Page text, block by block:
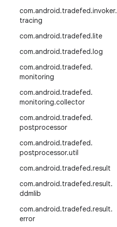
com.android.tradefed.invoker.
tracing
com.android.tradefed.lite
com.android.tradefed.log
com.android.tradefed.
monitoring
com.android.tradefed.
monitoring.collector
com.android.tradefed.
postprocessor
com.android.tradefed.
postprocessor.util
com.android.tradefed.result
com.android.tradefed.result.
ddmlib
com.android.tradefed.result.
error